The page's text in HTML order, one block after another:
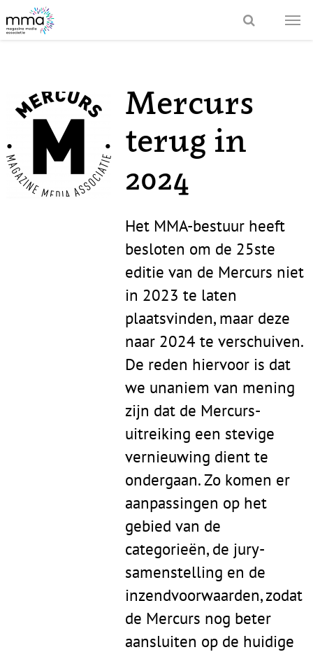
Mercurs
terug in
2024
Het MMA-bestuur heeft
besloten om de 25ste
editie van de Mercurs niet
in 2023 te laten
plaatsvinden, maar deze
naar 2024 te verschuiven.
De reden hiervoor is dat
we unaniem van mening
zijn dat de Mercurs-
uitreiking een stevige
vernieuwing dient te
ondergaan. Zo komen er
aanpassingen op het
gebied van de
categorieën, de jury-
samenstelling en de
inzendvoorwaarden, zodat
de Mercurs nog beter
aansluiten op de huidige